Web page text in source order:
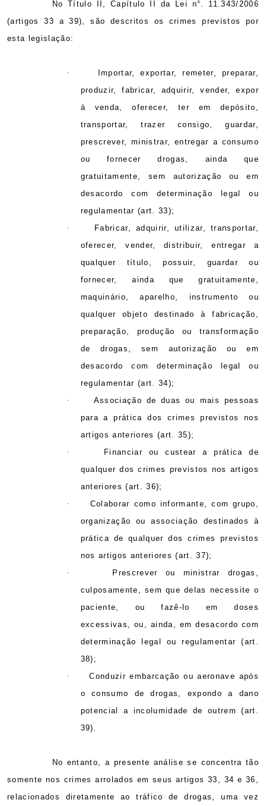
No Título II, Capítulo II da Lei n°. 11.343/2006
(artigos33 a39), são descritos os crimes previstos por
esta legislação:
·
Importar, exportar, remeter, preparar,
produzir, fabricar, adquirir, vender, expor
à venda, oferecer, ter em depósito,
transportar, trazer consigo, guardar,
prescrever, ministrar, entregar a consumo
ou fornecer drogas, ainda que
gratuitamente, sem autorização ou em
desacordo com determinação legal ou
regulamentar (art. 33);
·
Fabricar, adquirir, utilizar, transportar,
oferecer, vender, distribuir, entregar a
qualquer título, possuir, guardar ou
fornecer, ainda que gratuitamente,
maquinário, aparelho, instrumento ou
qualquer objeto destinado à fabricação,
preparação, produção ou transformação
de drogas, sem autorização ou em
desacordo com determinação legal ou
regulamentar (art. 34);
·
Associação de duas ou mais pessoas
para a prática dos crimes previstos nos
artigos anteriores (art. 35);
·
Financiar ou custear a prática de
qualquer dos crimes previstos nos artigos
anteriores (art. 36);
·
Colaborar como informante, com grupo,
organização ou associação destinados à
prática de qualquer dos crimes previstos
nos artigos anteriores (art. 37);
·
Prescrever ou ministrar drogas,
culposamente, sem que delas necessite o
paciente, ou fazê-lo em doses
excessivas, ou, ainda, em desacordo com
determinação legal ou regulamentar (art.
38);
·
Conduzir embarcação ou aeronave após
o consumo de drogas, expondo a dano
potencial a incolumidade de outrem (art.
39).
No entanto, a presente análise se concentra tão
somente nos crimes arrolados em seus artigos 33, 34 e 36,
relacionados diretamente ao tráfico de drogas, uma vez